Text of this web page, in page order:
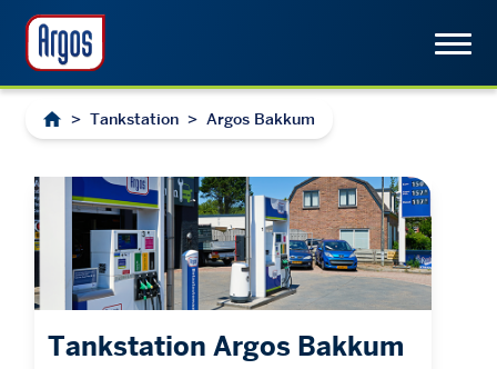
> Tankstation > Argos Bakkum
Tankstation Argos Bakkum